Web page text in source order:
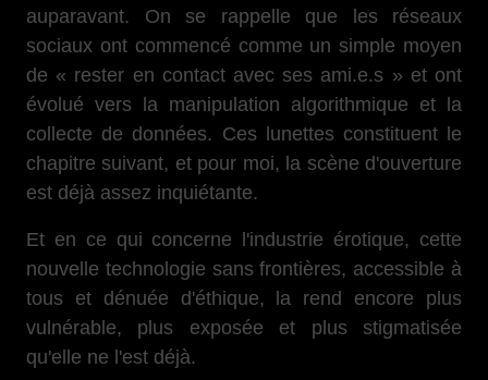
auparavant. On se rappelle que les réseaux
sociaux ont commencé comme un simple moyen
de « rester en contact avec ses ami.e.s » et ont
évolué vers la manipulation algorithmique et la
collecte de données. Ces lunettes constituent le
chapitre suivant, et pour moi, la scène d'ouverture
est déjà assez inquiétante.
Et en ce qui concerne l'industrie érotique, cette
nouvelle technologie sans frontières, accessible à
tous et dénuée d'éthique, la rend encore plus
vulnérable, plus exposée et plus stigmatisée
qu'elle ne l'est déjà.